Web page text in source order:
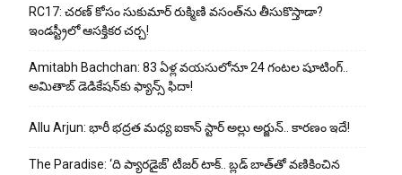
RC17: చరణ్ కోసం సుకుమార్ రుక్మిణి వసంత్‌ను తీసుకొస్తాడా?
ఇండస్ట్రీలో ఆసక్తికర చర్చ!
Amitabh Bachchan: 83 ఏళ్ల వయసులోనూ 24 గంటల షూటింగ్..
అమితాబ్ డెడికేషన్‌కు ఫ్యాన్స్ ఫిదా!
Allu Arjun: భారీ భద్రత మధ్య ఐకాన్ స్టార్ అల్లు అర్జున్.. కారణం ఇదే!
The Paradise: ‘ది ప్యారడైజ్’ టీజర్ టాక్.. బ్లడ్ బాత్‌తో వణికించిన